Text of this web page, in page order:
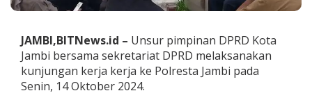
P
R
D
o
JAMBI,BITNews.id – Unsur pimpinan DPRD Kota
Jambi bersama sekretariat DPRD melaksanakan
kunjungan kerja kerja ke Polresta Jambi pada
Senin, 14 Oktober 2024.